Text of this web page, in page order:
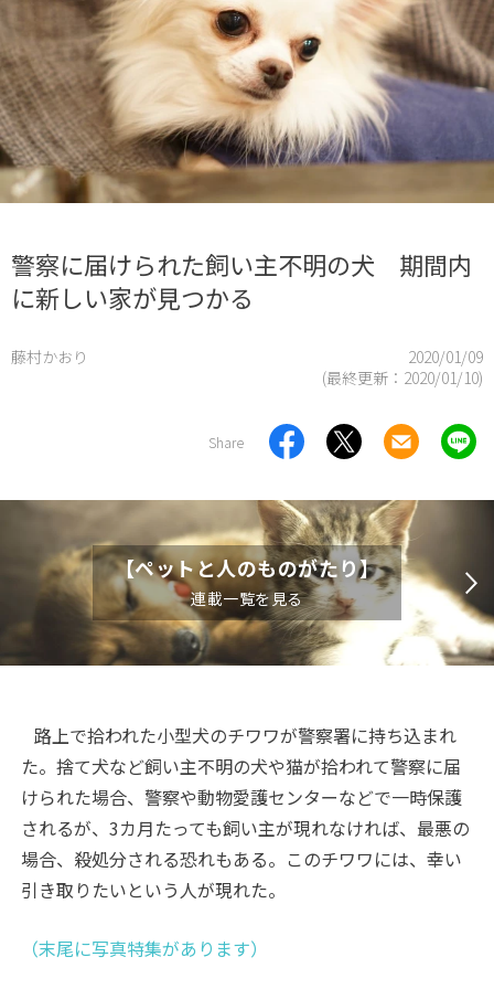
警察に届けられた飼い主不明の犬 期間内
に新しい家が見つかる
藤村かおり
2020/01/09
(最終更新： 2020/01/10)
Share
【ペットと人のものがたり】
連載一覧を見る
路上で拾われた小型犬のチワワが警察署に持ち込まれ
た。捨て犬など飼い主不明の犬や猫が拾われて警察に届
けられた場合、警察や動物愛護センターなどで一時保護
されるが、3カ月たっても飼い主が現れなければ、最悪の
場合、殺処分される恐れもある。このチワワには、幸い
引き取りたいという人が現れた。
（末尾に写真特集があります）